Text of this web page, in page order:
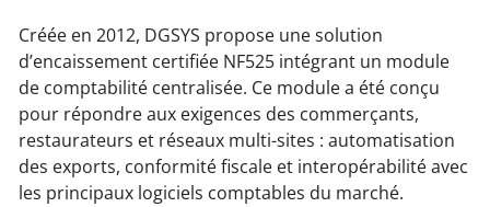
Créée en 2012, DGSYS propose une solution
d’encaissement certifiée NF525 intégrant un module
de comptabilité centralisée. Ce module a été conçu
pour répondre aux exigences des commerçants,
restaurateurs et réseaux multi-sites : automatisation
des exports, conformité fiscale et interopérabilité avec
les principaux logiciels comptables du marché.